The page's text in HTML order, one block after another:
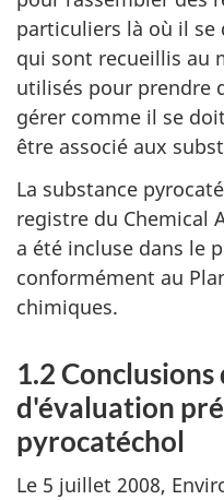
particuliers là où il se
qui sont recueillis au
utilisés pour prendre
gérer comme il se
être associé aux
La substance
registre du Chemical
a été incluse dans le
conformément au
chimiques.
1.2
d'évaluation
pyrocatéchol
Le 5 juillet 2008,